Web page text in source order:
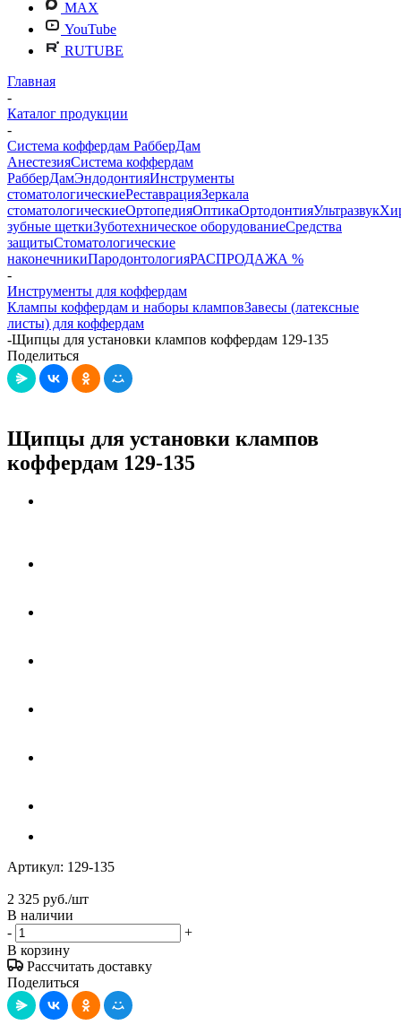
MAX
YouTube
RUTUBE
Главная
-
Каталог продукции
-
Система коффердам РабберДам
АнестезияСистема коффердам
РабберДамЭндодонтияИнструменты
стоматологическиеРеставрацияЗеркала
стоматологическиеОртопедияОптикаОртодонтияУльтразвук
зубные щеткиЗуботехническое оборудованиеСредства
защитыСтоматологические
наконечникиПародонтологияРАСПРОДАЖА %
-
Инструменты для коффердам
Клампы коффердам и наборы кламповЗавесы (латексные
листы) для коффердам
-Щипцы для установки клампов коффердам 129-135
Поделиться
Щипцы для установки клампов
коффердам 129-135
Артикул: 129-135
2 325 руб./шт
В наличии
-
+
В корзину
Рассчитать доставку
Поделиться